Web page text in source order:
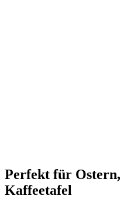
Perfekt für
Kaffeetafel